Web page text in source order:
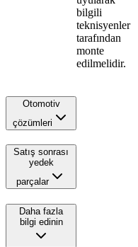
bilgili
teknisyenler
tarafından
monte
edilmelidir.
Otomotiv
çözümleri
Satış sonrası
yedek
parçalar
Daha fazla
bilgi edinin